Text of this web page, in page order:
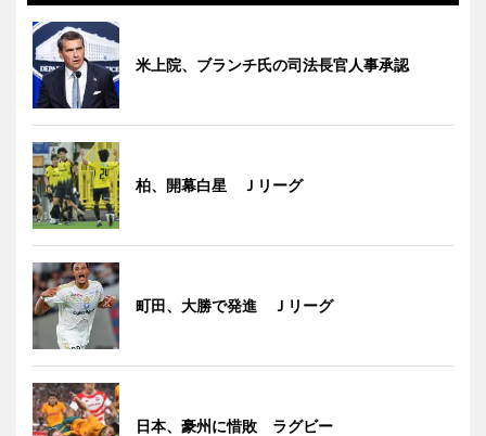
米上院、ブランチ氏の司法長官人事承認
柏、開幕白星 Ｊリーグ
町田、大勝で発進 Ｊリーグ
日本、豪州に惜敗 ラグビー